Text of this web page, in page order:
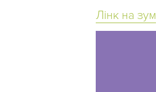
Лінк на зум